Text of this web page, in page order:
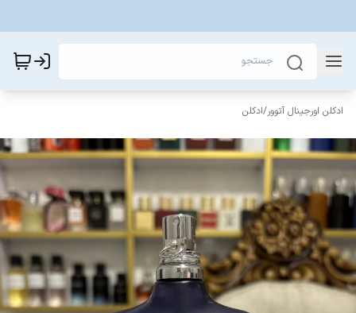
ادکلن اورجینال آتوور/ادکلن